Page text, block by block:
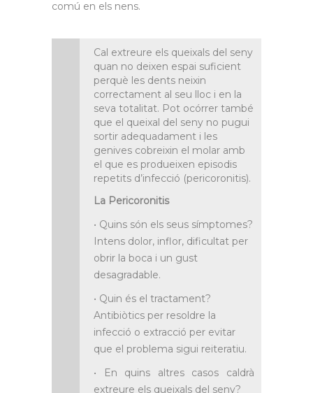
comú en els nens.
Cal extreure els queixals del seny
quan no deixen espai suficient
perquè les dents neixin
correctament al seu lloc i en la
seva totalitat. Pot ocórrer també
que el queixal del seny no pugui
sortir adequadament i les
genives cobreixin el molar amb
el que es produeixen episodis
repetits d’infecció (pericoronitis).
La Pericoronitis
• Quins són els seus símptomes?
Intens dolor, inflor, dificultat per
obrir la boca i un gust
desagradable.
• Quin és el tractament?
Antibiòtics per resoldre la
infecció o extracció per evitar
que el problema sigui reiteratiu.
• En quins altres casos caldrà
extreure els queixals del seny?